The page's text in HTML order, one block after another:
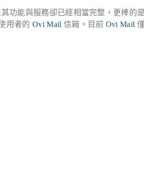
其功能與服務卻已經相當完整，更棒的
用者的Ovi Mail 信箱。目前 Ovi Mail